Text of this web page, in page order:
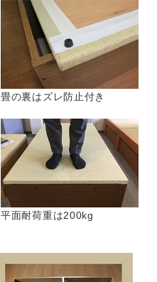
畳の裏はズレ防止付き
平面耐荷重は200kg